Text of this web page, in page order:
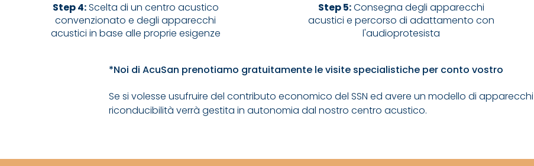
Step 4:Scelta di un centro acustico
convenzionato e degli apparecchi
acustici in base alle proprie esigenze
Step 5:Consegna degli apparecchi
acustici e percorso di adattamento con
l'audioprotesista
*Noi di AcuSan prenotiamo gratuitamente le visite specialistiche per conto vostro
Se si volesse usufruire del contributo economico del SSN ed avere un modello di
riconducibilità verrà gestita in autonomia dal nostro centro acustico.